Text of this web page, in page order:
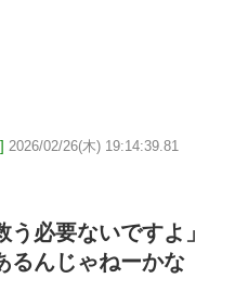
2026/02/26(木) 19:14:39.81
必要ないですよ」
るんじゃねーかな